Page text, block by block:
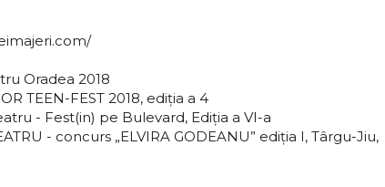
Oradea 2018
TEEN-FEST 2018, ediţia a 4
- Fest(in) pe Bulevard, Ediția a VI-a
- concurs „ELVIRA GODEANU” ediția I, Târgu-Jiu,